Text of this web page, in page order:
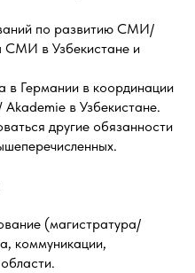
по развитию СМИ/
СМИ в Узбекистане и
Германии в координации
в Узбекистане.
другие обязанности
(магистратура/
коммуникации,